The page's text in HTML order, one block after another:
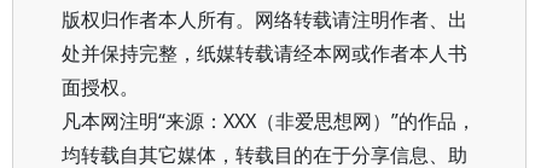
版权归作者本人所有。网络转载请注明作者、出
处并保持完整，纸媒转载请经本网或作者本人书
面授权。
凡本网注明“来源：XXX（非爱思想网）”的作品，
均转载自其它媒体，转载目的在于分享信息、助